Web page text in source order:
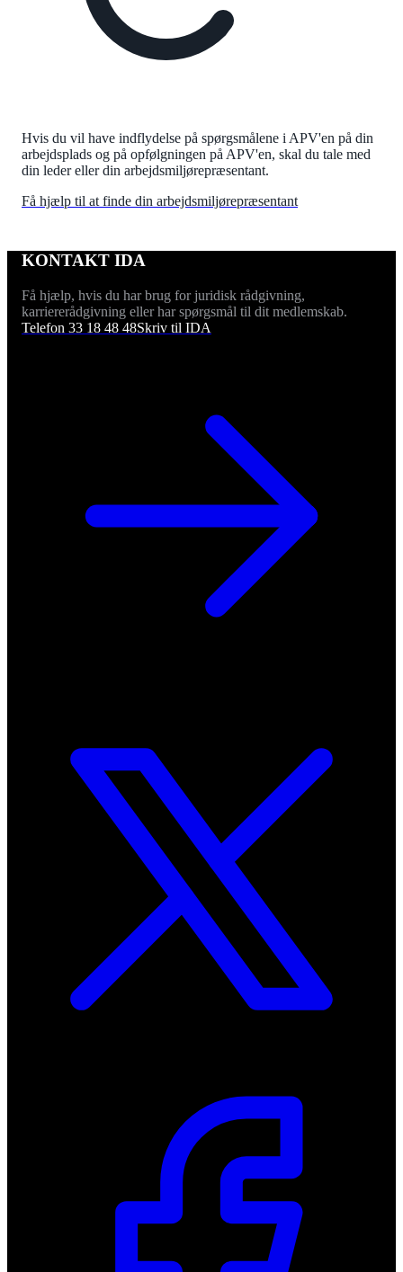
Hvis du vil have indflydelse på spørgsmålene i APV'en på din
arbejdsplads og på opfølgningen på APV'en, skal du tale med
din leder eller din arbejdsmiljørepræsentant.
Få hjælp til at finde din arbejdsmiljørepræsentant
KONTAKT IDA
Få hjælp, hvis du har brug for juridisk rådgivning,
karriererådgivning eller har spørgsmål til dit medlemskab.
Telefon 33 18 48 48Skriv til IDA